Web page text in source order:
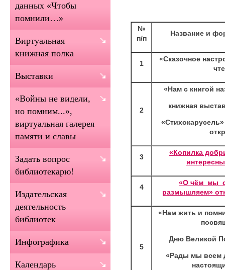
№
п/п
Название и
1
«Сказочное
2
«Нам с книгой
книжная
3
«Копилка
4
«О чём мы
размышляем»
5
«Нам жить и
Дню Великой
«Рады мы всем
данных «Чтобы
помнили…»
Виртуальная
книжная полка
Выставки
«Войны не видели,
но помним...»,
виртуальная галерея
памяти и славы
Задать вопрос
библиотекарю!
Издательская
деятельность
библиотек
Инфографика
Календарь